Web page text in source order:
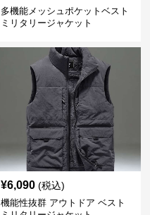
多機能メッシュポケットベスト
ミリタリージャケット
¥6,090 (税込)
機能性抜群 アウトドア ベスト